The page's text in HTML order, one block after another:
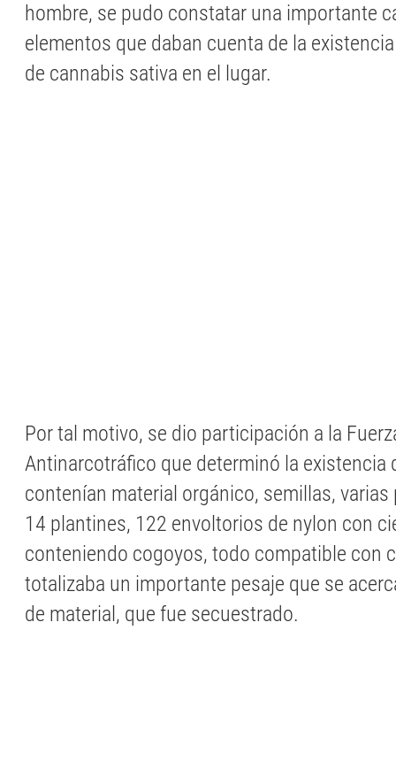
hombre, se pudo constatar una importante
elementos que daban cuenta de la
de cannabis sativa en el lugar.
Por tal motivo, se dio participación a la
Antinarcotráfico que determinó la existencia
contenían material orgánico, semillas,
14 plantines, 122 envoltorios de nylon con
conteniendo cogoyos, todo compatible con
totalizaba un importante pesaje que se
de material, que fue secuestrado.